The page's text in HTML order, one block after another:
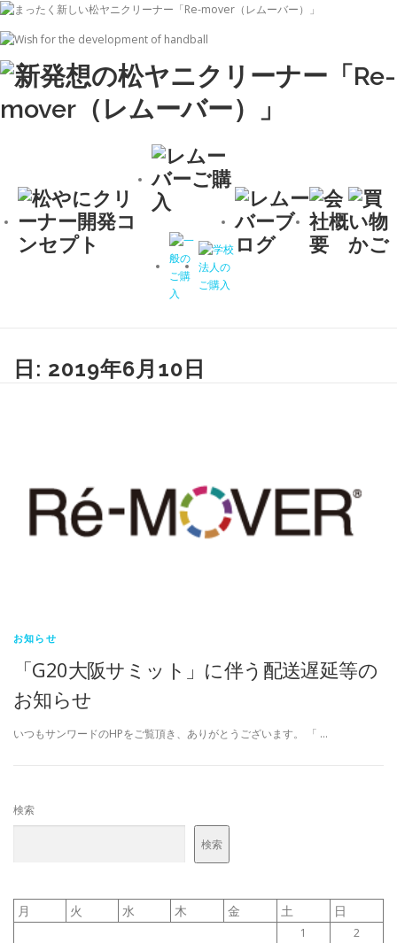
コ
テ
ン
プ
日: 2019年6月10日
お知らせ
「G20大阪サミット」に伴う配送遅延等の
お知らせ
いつもサンワードのHPをご覧頂き、ありがとうございます。 「 …
検索
検索
月 火 水 木 金 土 日
1
2